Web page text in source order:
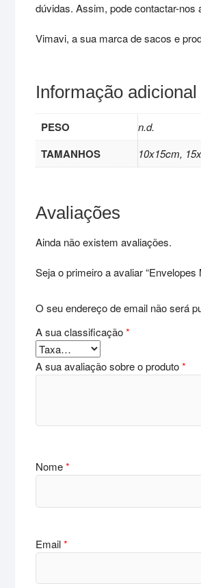
dúvidas. Assim, pode contactar-nos
Vimavi, a sua marca de sacos e
Informação adicional
PESO n.d.
TAMANHOS 10x15cm,
Avaliações
Ainda não existem avaliações.
Seja o primeiro a avaliar
O seu endereço de email não será
A sua classificação*
A sua avaliação sobre o produto*
Nome*
Email*